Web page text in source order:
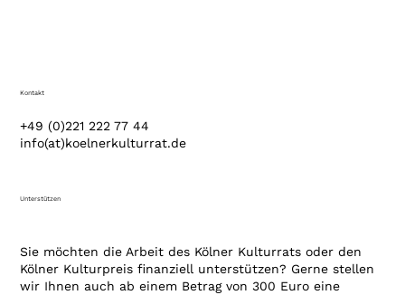
+49 (0)221 222 77 44
info(at)koelnerkulturrat.de
Kontakt
Unterstützen
Sie möchten die Arbeit des Kölner Kulturrats oder den
Kölner Kulturpreis finanziell unterstützen? Gerne stellen
wir Ihnen auch ab einem Betrag von 300 Euro eine